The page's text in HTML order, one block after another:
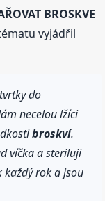
BROSKVE
vyjádřil
do
necelou lžíci
broskví.
víčka a steriluji
rok a jsou